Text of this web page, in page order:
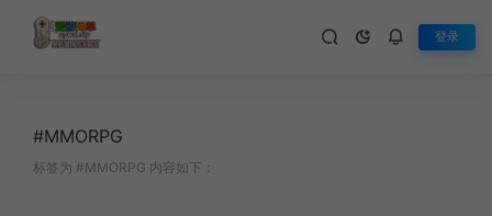
登录
#MMORPG
标签为 #MMORPG 内容如下：